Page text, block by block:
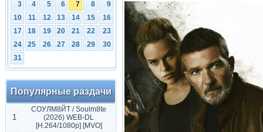
3
4 5 6 7 8
9
10
11 12 13 14 15
16
17
18 19 20 21 22
23
24
25 26 27 28 29
30
31
Популярные раздачи
1
СОУЛМ8ЙТ / Soulm8te
(2026) WEB-DL
[H.264/1080p] [MVO]